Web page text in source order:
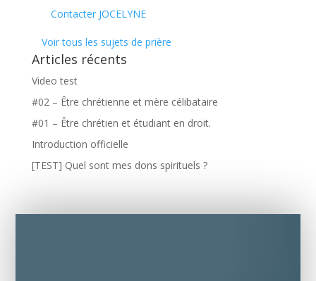
Contacter JOCELYNE
Voir tous les sujets de prière
Articles récents
Video test
#02 – Être chrétienne et mère célibataire
#01 – Être chrétien et étudiant en droit.
Introduction officielle
[TEST] Quel sont mes dons spirituels ?